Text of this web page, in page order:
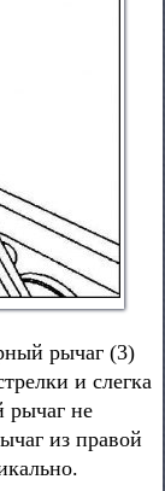
рычаг (3)
и слегка
рычаг не
из правой